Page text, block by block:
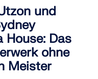
und
und
House: Das
ohne
Meister